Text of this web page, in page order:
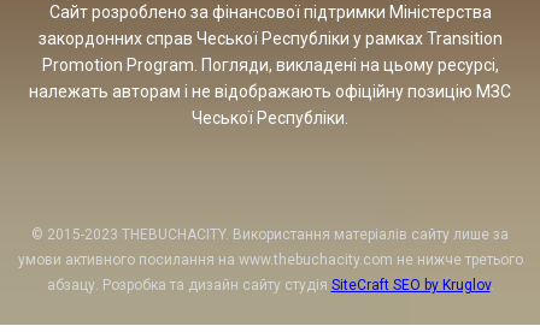
Сайт розроблено за фінансової підтримки Міністерства
закордонних справ Чеської Республіки у рамках Transition
Promotion Program. Погляди, викладені на цьому ресурсі,
належать авторам і не відображають офіційну позицію МЗС
Чеської Республіки.
© 2015-2023 THEBUCHACITY. Використання матеріалів сайту лише за
умови активного посилання на www.thebuchacity.com не нижче третього
абзацу. Розробка та дизайн сайту студія SiteCraft SEO by Kruglov.